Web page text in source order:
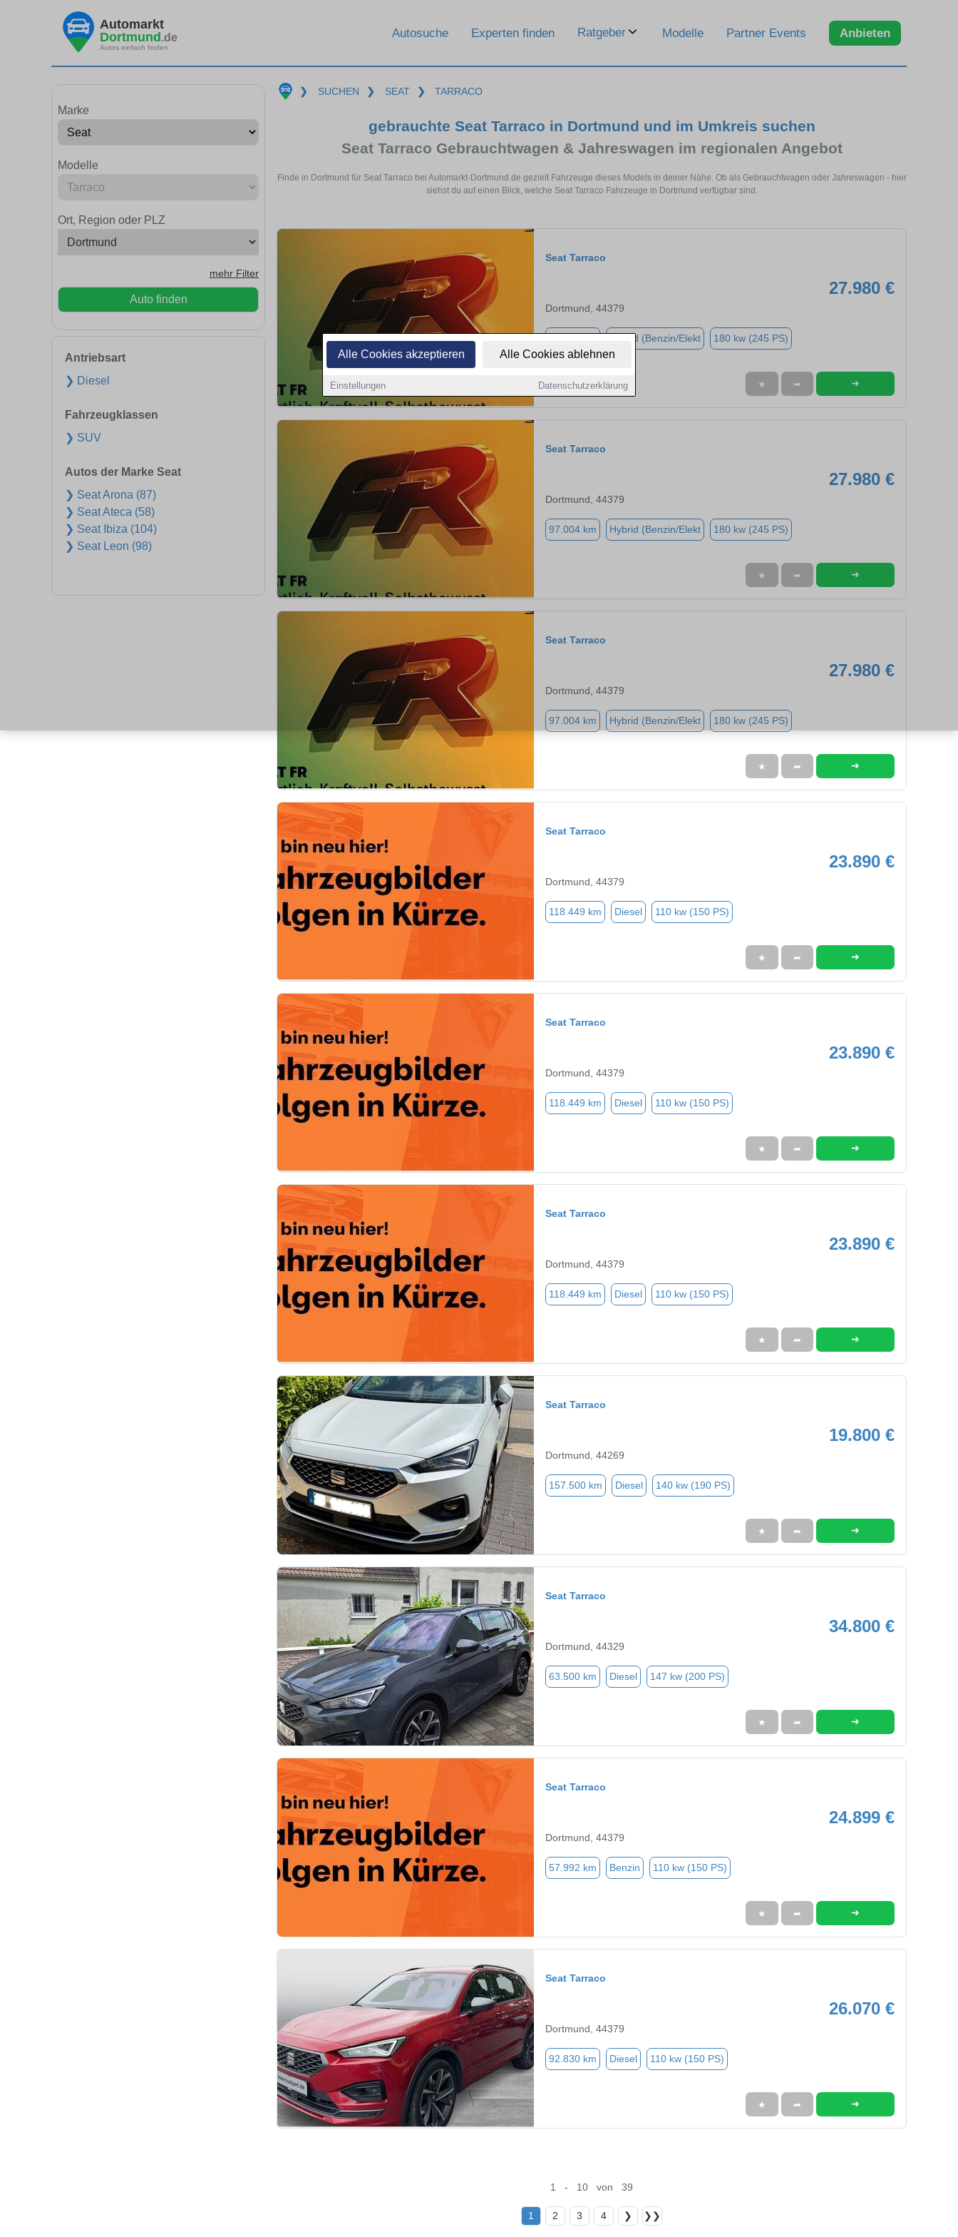
Alle Cookies akzeptieren Alle Cookies ablehnen
Einstellungen Datenschutzerklärung
Automarkt
Dortmund.de
Autos einfach finden
Autosuche Experten finden Ratgeber Modelle Partner Events Anbieten
Marke
Modelle
Ort, Region oder PLZ
mehr Filter
Auto finden
Antriebsart
❯ Diesel
Fahrzeugklassen
❯ SUV
Autos der Marke Seat
❯ Seat Arona (87)
❯ Seat Ateca (58)
❯ Seat Ibiza (104)
❯ Seat Leon (98)
❯ SUCHEN ❯ SEAT ❯ TARRACO
gebrauchte Seat Tarraco in Dortmund und im Umkreis suchen
Seat Tarraco Gebrauchtwagen & Jahreswagen im regionalen Angebot
Finde in Dortmund für Seat Tarraco bei Automarkt-Dortmund.de gezielt Fahrzeuge dieses Models in deiner Nähe. Ob als Gebrauchtwagen oder Jahreswagen - hier
siehst du auf einen Blick, welche Seat Tarraco Fahrzeuge in Dortmund verfügbar sind.
Seat Tarraco
27.980 €
Dortmund, 44379
Hybrid (Benzin/Elekt 180 kw (245 PS)
★ ➦ ➜
Seat Tarraco
27.980 €
Dortmund, 44379
97.004 km Hybrid (Benzin/Elekt 180 kw (245 PS)
★ ➦ ➜
Seat Tarraco
27.980 €
Dortmund, 44379
97.004 km Hybrid (Benzin/Elekt 180 kw (245 PS)
★ ➦ ➜
Seat Tarraco
23.890 €
Dortmund, 44379
118.449 km Diesel 110 kw (150 PS)
★ ➦ ➜
Seat Tarraco
23.890 €
Dortmund, 44379
118.449 km Diesel 110 kw (150 PS)
★ ➦ ➜
Seat Tarraco
23.890 €
Dortmund, 44379
118.449 km Diesel 110 kw (150 PS)
★ ➦ ➜
Seat Tarraco
19.800 €
Dortmund, 44269
157.500 km Diesel 140 kw (190 PS)
★ ➦ ➜
Seat Tarraco
34.800 €
Dortmund, 44329
63.500 km Diesel 147 kw (200 PS)
★ ➦ ➜
Seat Tarraco
24.899 €
Dortmund, 44379
57.992 km Benzin 110 kw (150 PS)
★ ➦ ➜
Seat Tarraco
26.070 €
Dortmund, 44379
92.830 km Diesel 110 kw (150 PS)
★ ➦ ➜
1 - 10 von 39
1 2 3 4 ❯ ❯❯